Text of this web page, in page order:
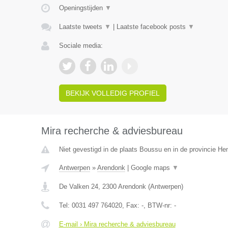
Openingstijden ▼
Laatste tweets ▼ Laatste facebook posts ▼
Sociale media:
BEKIJK VOLLEDIG PROFIEL
Mira recherche & adviesbureau
Niet gevestigd in de plaats Boussu en in de provincie
Antwerpen» Arendonk| Google maps ▼
De Valken 24, 2300 Arendonk(Antwerpen)
Tel: 0031 497 764020, Fax: -, BTW-nr: -
E-mail › Mira recherche & adviesbureau